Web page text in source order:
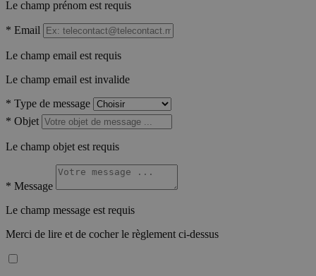
Le champ prénom est requis
* Email
Le champ email est requis
Le champ email est invalide
* Type de message
* Objet
Le champ objet est requis
* Message
Le champ message est requis
Merci de lire et de cocher le règlement ci-dessus